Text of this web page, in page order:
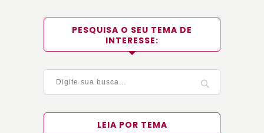
PESQUISA O SEU TEMA DE
INTERESSE:
LEIA POR TEMA